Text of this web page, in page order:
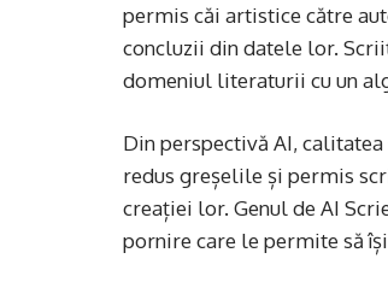
permis căi artistice către
concluzii din datele lor.
domeniul literaturii cu un
Din perspectivă AI,
redus greșelile și permis
creației lor. Genul de AI
pornire care le permite să